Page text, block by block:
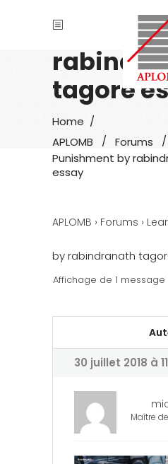
tagore
Home /
APLOMB
/ Forums /
Punishment by
essay
APLOMB › Forums ›
by rabindranath
Affichage de 1 message
30 juillet 2018 à
Maître